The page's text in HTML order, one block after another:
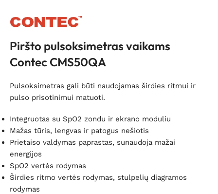
Piršto pulsoksimetras vaikams
Contec CMS50QA
Pulsoksimetras gali būti naudojamas širdies ritmui ir
pulso prisotinimui matuoti.
Integruotas su SpO2 zondu ir ekrano moduliu
Mažas tūris, lengvas ir patogus nešiotis
Prietaiso valdymas paprastas, sunaudoja mažai
energijos
SpO2 vertės rodymas
Širdies ritmo vertės rodymas, stulpelių diagramos
rodymas